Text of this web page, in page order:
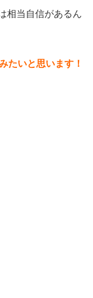
相当自信があるん
たいと思います！